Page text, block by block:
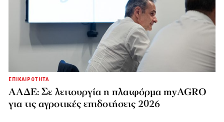
ΕΠΙΚΑΙΡΟΤΗΤΑ
ΑΑΔΕ: Σε λειτουργία η πλατφόρμα myAGRO
για τις αγροτικές επιδοτήσεις 2026